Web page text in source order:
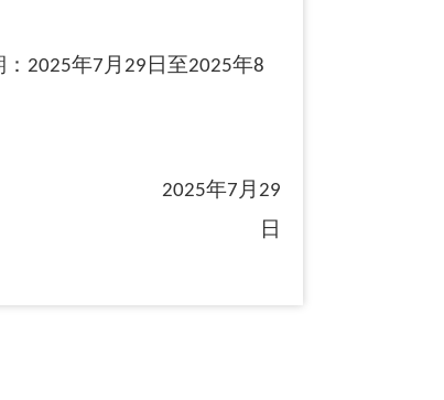
2025年7 月 29 日至2025年8
2025年7 月 29
日